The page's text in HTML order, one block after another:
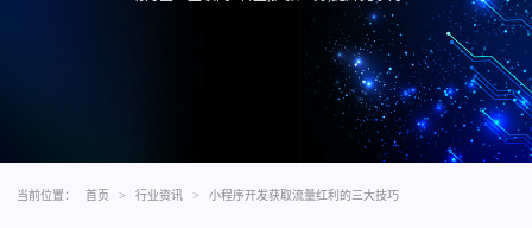
当前位置： 首页 > 行业资讯 > 小程序开发获取流量红利的三大技巧